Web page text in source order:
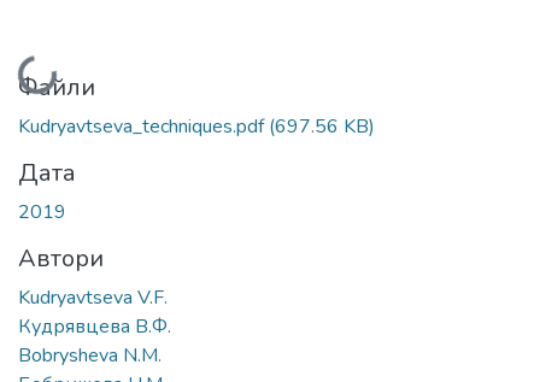
Вантажиться...
Файли
Kudryavtseva_techniques.pdf(697.56 KB)
Дата
2019
Автори
Kudryavtseva V.F.
Кудрявцева В.Ф.
Bobrysheva N.M.